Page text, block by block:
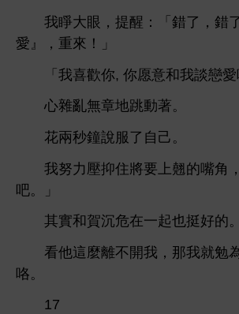
睜
，提 ：「錯 ，錯
』，
！」
「
, 愿 談戀
雜
無章
著。
兩秒鐘
自己。
努力壓抑
將 翹
嘴角
吧。」
其實
賀沉危 起也挺好
。
麼
， 就勉
咯。
17